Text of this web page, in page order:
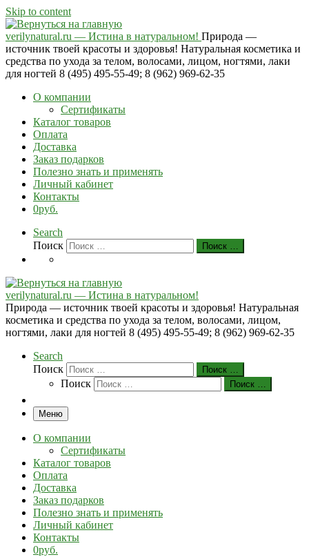
Skip to content
verilynatural.ru — Истина в натуральном! Природа —
источник твоей красоты и здоровья! Натуральная косметика и
средства по ухода за телом, волосами, лицом, ногтями, лаки
для ногтей 8 (495) 495-55-49; 8 (962) 969-62-35
О компании
Сертификаты
Каталог товаров
Оплата
Доставка
Заказ подарков
Полезно знать и применять
Личный кабинет
Контакты
0руб.
Search
Поиск
Поиск …
verilynatural.ru — Истина в натуральном!
Природа — источник твоей красоты и здоровья! Натуральная
косметика и средства по ухода за телом, волосами, лицом,
ногтями, лаки для ногтей 8 (495) 495-55-49; 8 (962) 969-62-35
Search
Поиск
Поиск …
Поиск Поиск …
Меню
О компании
Сертификаты
Каталог товаров
Оплата
Доставка
Заказ подарков
Полезно знать и применять
Личный кабинет
Контакты
0руб.